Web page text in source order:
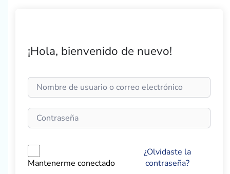
¡Hola, bienvenido de nuevo!
Mantenerme conectado
¿Olvidaste la
contraseña?